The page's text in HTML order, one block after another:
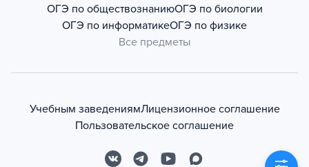
ОГЭ по обществознаниюОГЭ по биологии
ОГЭ по информатикеОГЭ по физике
Все предметы
Учебным заведениямЛицензионное соглашение
Пользовательское соглашение